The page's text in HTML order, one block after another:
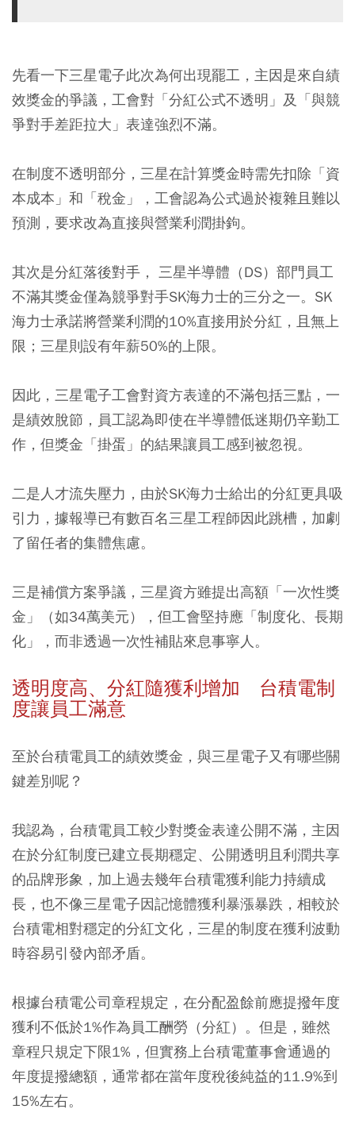
先看一下三星電子此次為何出現罷工，主因是來自績
效獎金的爭議，工會對「分紅公式不透明」及「與競
爭對手差距拉大」表達強烈不滿。
在制度不透明部分，三星在計算獎金時需先扣除「資
本成本」和「稅金」，工會認為公式過於複雜且難以
預測，要求改為直接與營業利潤掛鉤。
其次是分紅落後對手， 三星半導體（DS）部門員工
不滿其獎金僅為競爭對手SK海力士的三分之一。SK
海力士承諾將營業利潤的10%直接用於分紅，且無上
限；三星則設有年薪50%的上限。
因此，三星電子工會對資方表達的不滿包括三點，一
是績效脫節，員工認為即使在半導體低迷期仍辛勤工
作，但獎金「掛蛋」的結果讓員工感到被忽視。
二是人才流失壓力，由於SK海力士給出的分紅更具吸
引力，據報導已有數百名三星工程師因此跳槽，加劇
了留任者的集體焦慮。
三是補償方案爭議，三星資方雖提出高額「一次性獎
金」（如34萬美元），但工會堅持應「制度化、長期
化」，而非透過一次性補貼來息事寧人。
透明度高、分紅隨獲利增加 台積電制
度讓員工滿意
至於台積電員工的績效獎金，與三星電子又有哪些關
鍵差別呢？
我認為，台積電員工較少對獎金表達公開不滿，主因
在於分紅制度已建立長期穩定、公開透明且利潤共享
的品牌形象，加上過去幾年台積電獲利能力持續成
長，也不像三星電子因記憶體獲利暴漲暴跌，相較於
台積電相對穩定的分紅文化，三星的制度在獲利波動
時容易引發內部矛盾。
根據台積電公司章程規定，在分配盈餘前應提撥年度
獲利不低於1%作為員工酬勞（分紅）。但是，雖然
章程只規定下限1%，但實務上台積電董事會通過的
年度提撥總額，通常都在當年度稅後純益的11.9%到
15%左右。